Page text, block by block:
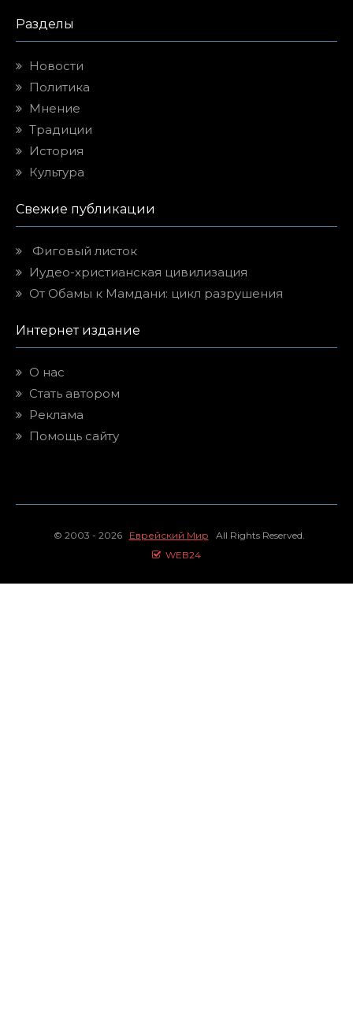
Разделы
Новости
Политика
Мнение
Традиции
История
Культура
Свежие публикации
Фиговый листок
Иудео-христианская цивилизация
От Обамы к Мамдани: цикл разрушения
Интернет издание
О нас
Стать автором
Реклама
Помощь сайту
© 2003 - 2026 Еврейский Мир All Rights Reserved.
WEB24